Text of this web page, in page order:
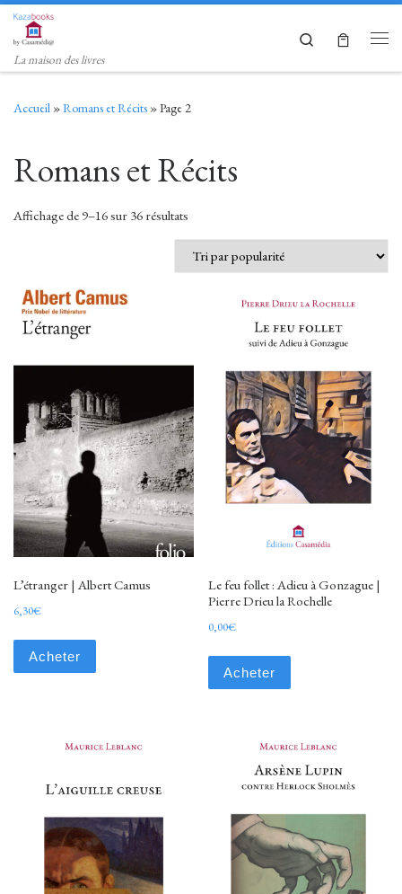
Skip to content
La maison des livres
Search
Accueil »Romans et Récits »Page 2
Romans et Récits
Affichage de 9–16 sur 36 résultats
L’étranger | Albert Camus
6,30€
Acheter
Le feu follet : Adieu à Gonzague |
Pierre Drieu la Rochelle
0,00€
Acheter